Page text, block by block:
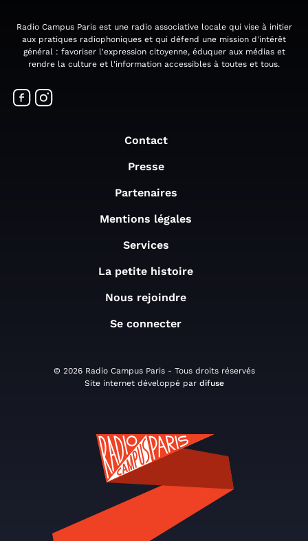
Radio Campus Paris est une radio associative locale qui vise à initier
aux pratiques radiophoniques et qui défend une mission d'intérêt
général : favoriser l'expression citoyenne, éduquer aux médias et
rendre la culture et l'information accessibles à toutes et tous.
Contact
Presse
Partenaires
Mentions légales
Services
La petite histoire
Nous rejoindre
Se connecter
© 2026 Radio Campus Paris - Tous droits réservés
Site internet développé par difuse